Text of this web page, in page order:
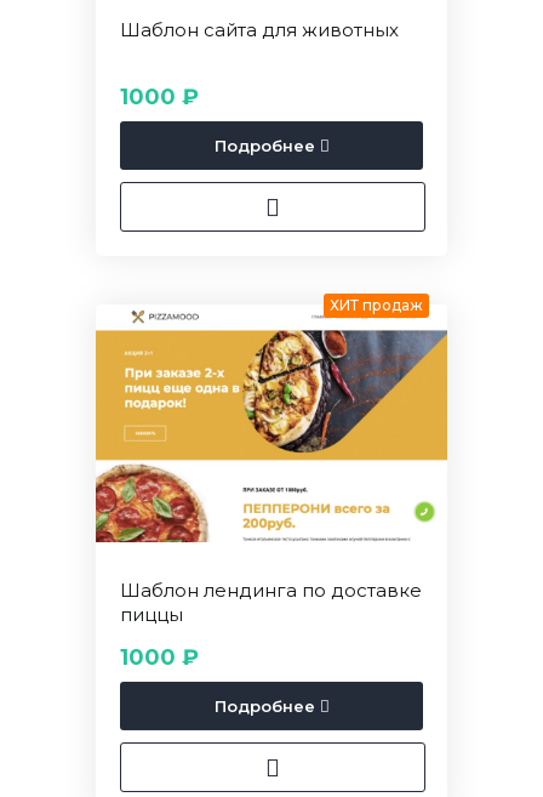
Шаблон сайта для животных
1000 ₽
Подробнее
ХИТ продаж
Шаблон лендинга по доставке
пиццы
1000 ₽
Подробнее